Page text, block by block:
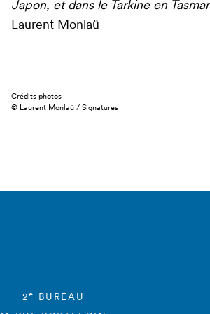
Japon, et dans le Tarkine en
Laurent Monlaü
Crédits photos
© Laurent Monlaü / Signatures
2e
BUREAU